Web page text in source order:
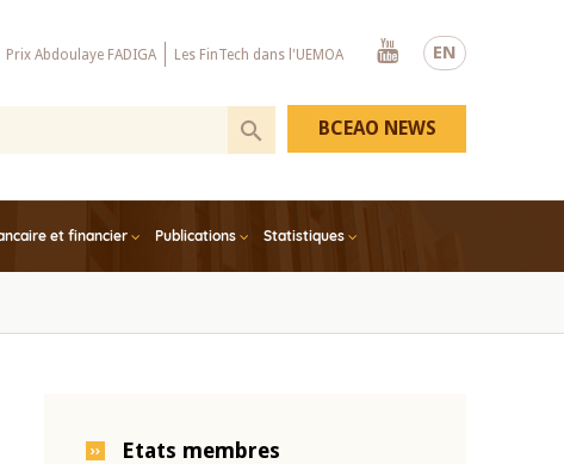
EN
Prix Abdoulaye FADIGA Les FinTech dans l'UEMOA
Youtube
et financier Publications Statistiques
BCEAO NEWS
Etats membres